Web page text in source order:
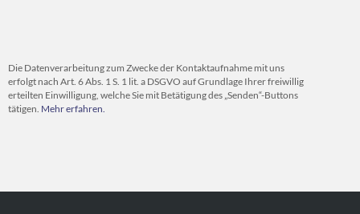
Die Datenverarbeitung zum Zwecke der Kontaktaufnahme mit uns
erfolgt nach Art. 6 Abs. 1 S. 1 lit. a DSGVO auf Grundlage Ihrer freiwillig
erteilten Einwilligung, welche Sie mit Betätigung des „Senden“-Buttons
tätigen. Mehr erfahren.